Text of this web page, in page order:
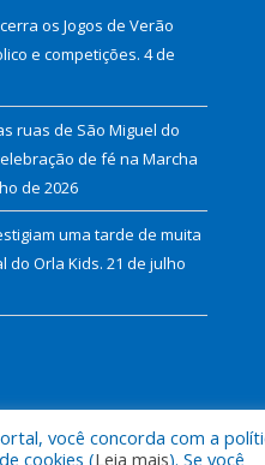
os Jogos de Verão
e competições. 4 de
ruas de São Miguel do
de fé na Marcha
de 2026
uma tarde de muita
do Orla Kids. 21 de julho
Mapa do
você concorda com a
cookies (Leia mais). Se você